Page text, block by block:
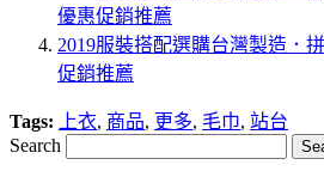
優惠促銷推薦
2019服裝搭配選購台灣製造．
促銷推薦
Tags: 上衣, 商品, 更多, 毛巾, 站台
Search